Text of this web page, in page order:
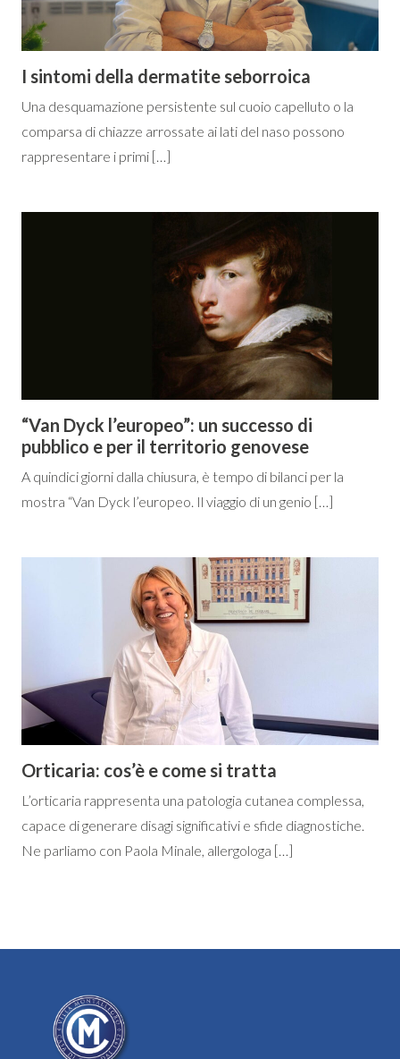
I sintomi della dermatite seborroica
Una desquamazione persistente sul cuoio capelluto o la
comparsa di chiazze arrossate ai lati del naso possono
rappresentare i primi […]
“Van Dyck l’europeo”: un successo di
pubblico e per il territorio genovese
A quindici giorni dalla chiusura, è tempo di bilanci per la
mostra “Van Dyck l’europeo. Il viaggio di un genio […]
Orticaria: cos’è e come si tratta
L’orticaria rappresenta una patologia cutanea complessa,
capace di generare disagi significativi e sfide diagnostiche.
Ne parliamo con Paola Minale, allergologa […]